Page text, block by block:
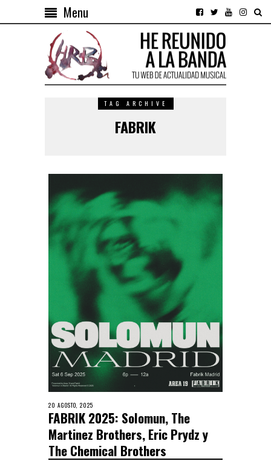
Menu
TAG ARCHIVE
FABRIK
20 AGOSTO, 2025
FABRIK 2025: Solomun, The
Martinez Brothers, Eric Prydz y
The Chemical Brothers